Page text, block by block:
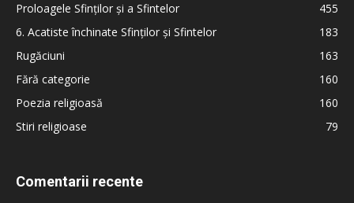
Proloagele Sfinților și a Sfintelor
455
6. Acatiste închinate Sfinților și Sfintelor
183
Rugăciuni
163
Fără categorie
160
Poezia religioasă
160
Stiri religioase
79
Comentarii recente